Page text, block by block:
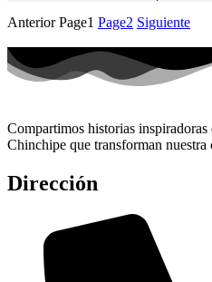
Anterior Page1 Page2 Siguiente
Compartimos historias inspiradoras
Chinchipe que transforman nuestra
Dirección